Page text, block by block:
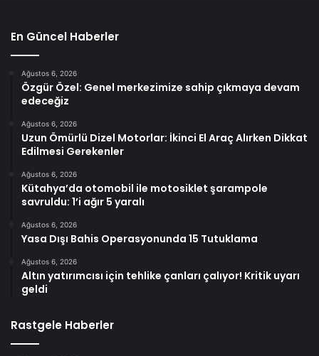
En Güncel Haberler
Ağustos 6, 2026
Özgür Özel: Genel merkezimize sahip çıkmaya devam
edeceğiz
Ağustos 6, 2026
Uzun Ömürlü Dizel Motorlar: İkinci El Araç Alırken Dikkat
Edilmesi Gerekenler
Ağustos 6, 2026
Kütahya’da otomobil ile motosiklet şarampole
savruldu: 1’i ağır 5 yaralı
Ağustos 6, 2026
Yasa Dışı Bahis Operasyonunda 15 Tutuklama
Ağustos 6, 2026
Altın yatırımcısı için tehlike çanları çalıyor! Kritik uyarı
geldi
Rastgele Haberler